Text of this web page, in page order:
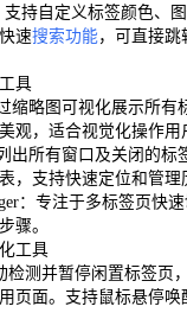
支持自定义标签颜色、
速搜索功能，可直接跳
具
缩略图可视化展示所有
美观，适合视觉化操作用
出所有窗口及关闭的标
，支持快速定位和管理
：专注于多标签页快
骤。
工具
检测并暂停闲置标签页
页面。支持鼠标悬停唤